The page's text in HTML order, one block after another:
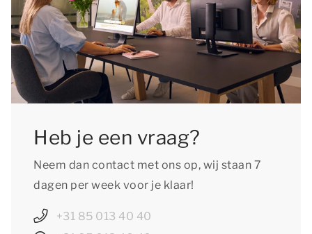
Heb je een vraag?
Neem dan contact met ons op, wij staan 7
dagen per week voor je klaar!
+31 85 013 40 40